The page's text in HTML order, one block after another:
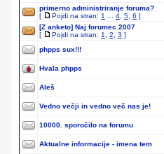
primerno administriranje foruma?
[
Pojdi na stran: 1 4 5 6 ]
[Z anketo] Naj forumec 2007
[
Pojdi na stran: 1 2 3 ]
phpps sux!!!
Hvala phpps
Aleš
Vedno večji in vedno več nas je!
10000. sporočilo na forumu
Aktualne informacije - imena tem